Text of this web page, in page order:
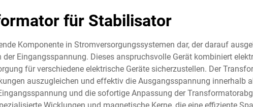
für Stabilisator
Komponente in Stromversorgungssystemen dar, der darauf
Eingangsspannung. Dieses anspruchsvolle Gerät kombiniert
für verschiedene elektrische Geräte sicherzustellen. Der
auszugleichen und effektiv die Ausgangsspannung innerhalb
und die sofortige Anpassung der